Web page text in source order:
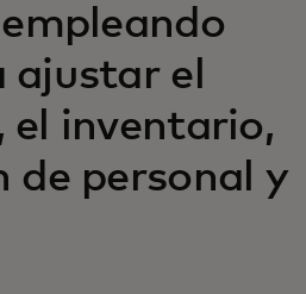
el
el inventario,
de personal y